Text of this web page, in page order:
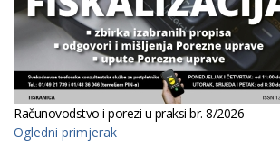
Računovodstvo i porezi u praksi br. 8/2026
Ogledni primjerak